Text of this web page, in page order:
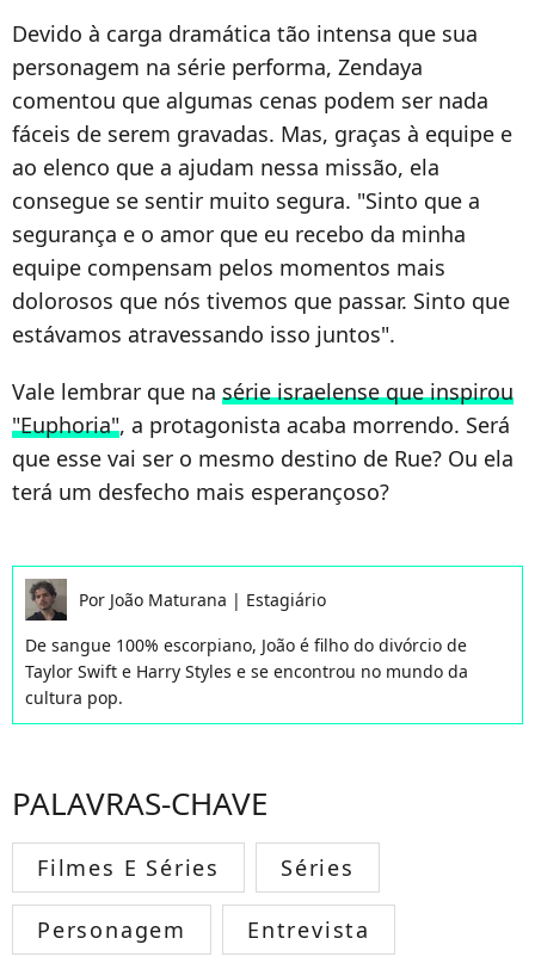
Devido à carga dramática tão intensa que sua
personagem na série performa, Zendaya
comentou que algumas cenas podem ser nada
fáceis de serem gravadas. Mas, graças à equipe e
ao elenco que a ajudam nessa missão, ela
consegue se sentir muito segura. "Sinto que a
segurança e o amor que eu recebo da minha
equipe compensam pelos momentos mais
dolorosos que nós tivemos que passar. Sinto que
estávamos atravessando isso juntos".
Vale lembrar que na série israelense que inspirou
"Euphoria", a protagonista acaba morrendo. Será
que esse vai ser o mesmo destino de Rue? Ou ela
terá um desfecho mais esperançoso?
Por João Maturana | Estagiário
De sangue 100% escorpiano, João é filho do divórcio de
Taylor Swift e Harry Styles e se encontrou no mundo da
cultura pop.
PALAVRAS-CHAVE
Filmes E Séries Séries
Personagem Entrevista